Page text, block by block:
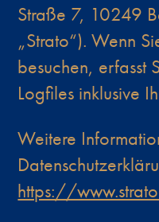
Straße 7, 10249
„Strato“). Wenn
besuchen, erfasst
Logfiles inklusive
Weitere
https://